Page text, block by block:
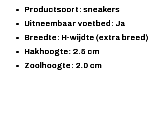
Productsoort: sneakers
Uitneembaar voetbed: Ja
Breedte: H-wijdte (extra breed)
Hakhoogte: 2.5 cm
Zoolhoogte: 2.0 cm